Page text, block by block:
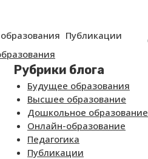
Публикации
Рубрики блога
Будущее образования
Высшее образование
Дошкольное образование
Онлайн-образование
Педагогика
Публикации